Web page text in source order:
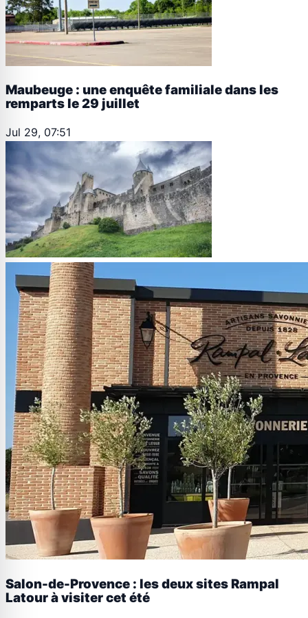
Maubeuge : une enquête familiale dans les
remparts le 29 juillet
Jul 29, 07:51
Salon-de-Provence : les deux sites Rampal
Latour à visiter cet été